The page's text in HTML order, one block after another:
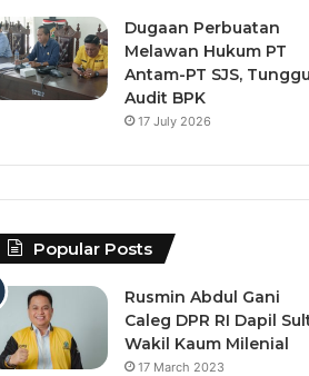
Dugaan Perbuatan
Melawan Hukum PT
Antam-PT SJS, Tunggu
Audit BPK
17 July 2026
Popular Posts
Rusmin Abdul Gani
Caleg DPR RI Dapil
Wakil Kaum Milenial
17 March 2023